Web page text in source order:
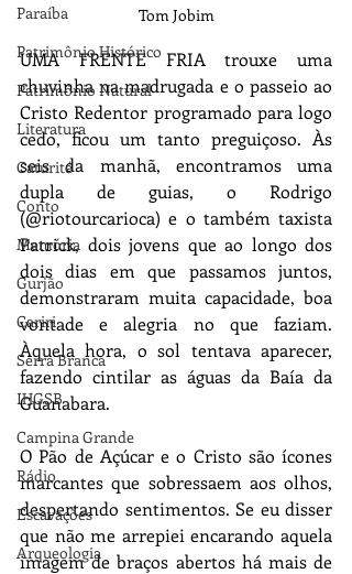
Paraíba
Patrimônio Histórico
Patrimônio Natural
Literatura
Caturité
Conto
Memória
Gurjão
Cariri
Serra Branca
IHGSB
Campina Grande
Rádio
Escavações
Arqueologia
Tom Jobim
UMA FRENTE FRIA trouxe uma
chuvinha na madrugada e o passeio ao
Cristo Redentor programado para logo
cedo, ficou um tanto preguiçoso. Às
seis da manhã, encontramos uma
dupla de guias, o Rodrigo
(@riotourcarioca) e o também taxista
Patrick, dois jovens que ao longo dos
dois dias em que passamos juntos,
demonstraram muita capacidade, boa
vontade e alegria no que faziam.
Àquela hora, o sol tentava aparecer,
fazendo cintilar as águas da Baía da
Guanabara.
O Pão de Açúcar e o Cristo são ícones
marcantes que sobressaem aos olhos,
despertando sentimentos. Se eu disser
que não me arrepiei encarando aquela
imagem de braços abertos há mais de